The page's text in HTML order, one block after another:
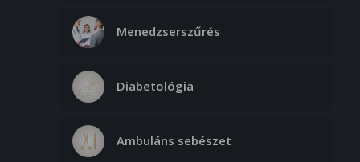
Menedzserszűrés
Diabetológia
Ambuláns sebészet